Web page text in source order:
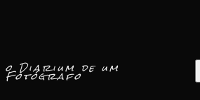
o Diarium de um
Fotógrafo